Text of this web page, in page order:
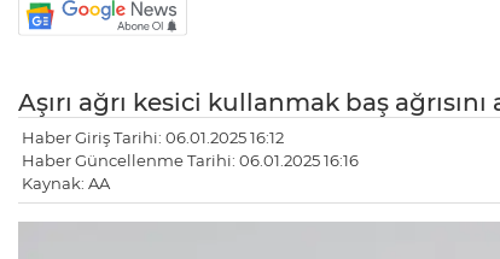
Aşırı ağrı kesici kullanmak baş
Haber Giriş Tarihi: 06.01.2025 16:12
Haber Güncellenme Tarihi: 06.01.2025 16:16
Kaynak: AA